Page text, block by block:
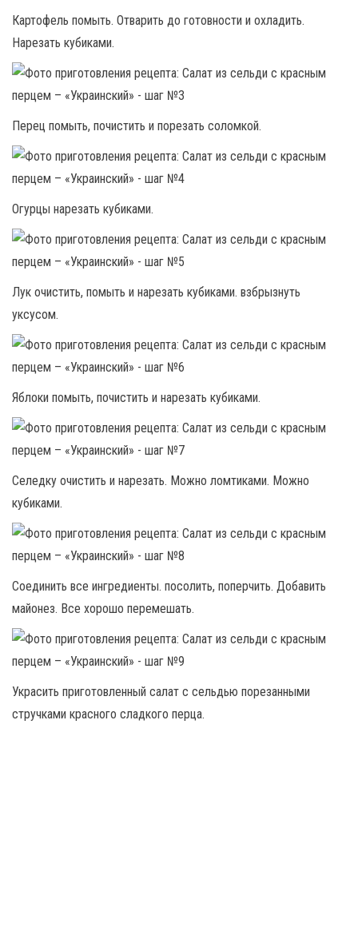
Картофель помыть. Отварить до готовности и охладить.
Нарезать кубиками.
Перец помыть, почистить и порезать соломкой.
Огурцы нарезать кубиками.
Лук очистить, помыть и нарезать кубиками. взбрызнуть
уксусом.
Яблоки помыть, почистить и нарезать кубиками.
Селедку очистить и нарезать. Можно ломтиками. Можно
кубиками.
Соединить все ингредиенты. посолить, поперчить. Добавить
майонез. Все хорошо перемешать.
Украсить приготовленный салат с сельдью порезанными
стручками красного сладкого перца.